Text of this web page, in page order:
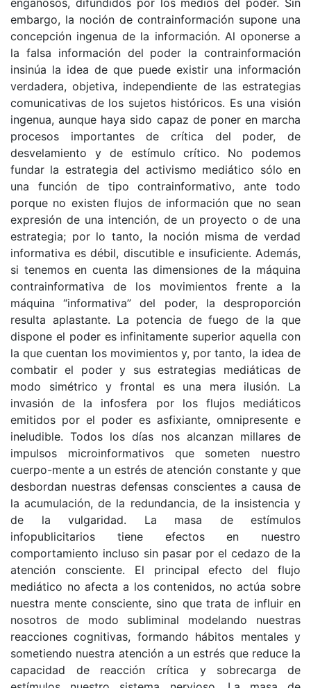
engañosos, difundidos por los medios del poder. Sin
embargo, la noción de contrainformación supone una
concepción ingenua de la información. Al oponerse a
la falsa información del poder la contrainformación
insinúa la idea de que puede existir una información
verdadera, objetiva, independiente de las estrategias
comunicativas de los sujetos históricos. Es una visión
ingenua, aunque haya sido capaz de poner en marcha
procesos importantes de crítica del poder, de
desvelamiento y de estímulo crítico. No podemos
fundar la estrategia del activismo mediático sólo en
una función de tipo contrainformativo, ante todo
porque no existen flujos de información que no sean
expresión de una intención, de un proyecto o de una
estrategia; por lo tanto, la noción misma de verdad
informativa es débil, discutible e insuficiente. Además,
si tenemos en cuenta las dimensiones de la máquina
contrainformativa de los movimientos frente a la
máquina “informativa” del poder, la desproporción
resulta aplastante. La potencia de fuego de la que
dispone el poder es infinitamente superior aquella con
la que cuentan los movimientos y, por tanto, la idea de
combatir el poder y sus estrategias mediáticas de
modo simétrico y frontal es una mera ilusión. La
invasión de la infosfera por los flujos mediáticos
emitidos por el poder es asfixiante, omnipresente e
ineludible. Todos los días nos alcanzan millares de
impulsos microinformativos que someten nuestro
cuerpo-mente a un estrés de atención constante y que
desbordan nuestras defensas conscientes a causa de
la acumulación, de la redundancia, de la insistencia y
de la vulgaridad. La masa de estímulos
infopublicitarios tiene efectos en nuestro
comportamiento incluso sin pasar por el cedazo de la
atención consciente. El principal efecto del flujo
mediático no afecta a los contenidos, no actúa sobre
nuestra mente consciente, sino que trata de influir en
nosotros de modo subliminal modelando nuestras
reacciones cognitivas, formando hábitos mentales y
sometiendo nuestra atención a un estrés que reduce la
capacidad de reacción crítica y sobrecarga de